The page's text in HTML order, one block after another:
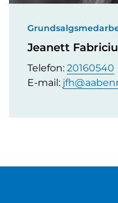
Jeanett
Telefon: 20160540
E-mail: